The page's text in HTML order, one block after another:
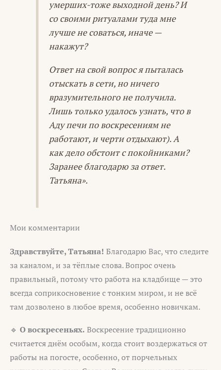
умерших-тоже выходной день? И
со своими ритуалами туда мне
лучше не соваться, иначе —
накажут?
Ответ на свой вопрос я пыталась
отыскать в сети, но ничего
вразумительного не получила.
Лишь только удалось узнать, что в
Аду печи по воскресениям не
работают, и черти отдыхают). А
как дело обстоит с покойниками?
Заранее благодарю за ответ.
Татьяна».
Мои комментарии
Здравствуйте, Татьяна! Благодарю Вас, что следите
за каналом, и за тёплые слова. Вопрос очень
правильный, потому что работа на кладбище — это
всегда соприкосновение с тонким миром, и не всё
там дозволено в любое время, особенно новичкам.
🔹 О воскресеньях. Воскресение традиционно
считается днём особым, когда стоит воздержаться от
работы на погосте, особенно, от порчельных